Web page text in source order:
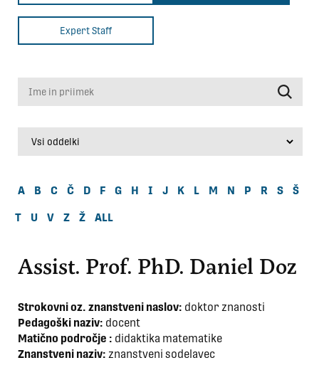
Expert Staff
A B C Č D F G H I J K L M N P R S Š
T U V Z Ž ALL
Assist. Prof. PhD. Daniel Doz
Strokovni oz. znanstveni naslov: doktor znanosti
Pedagoški naziv: docent
Matično področje : didaktika matematike
Znanstveni naziv: znanstveni sodelavec